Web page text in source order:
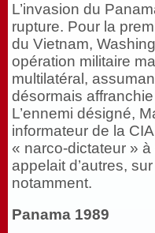
L’invasion du
rupture. Pour la
du Vietnam,
opération militaire
multilatéral,
désormais
L’ennemi désigné,
informateur de la
« narco-dictateur »
appelait d’autres,
notamment.
Panama 1989